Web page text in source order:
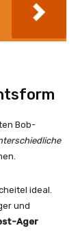
Bob-
ideal.
und
Ager